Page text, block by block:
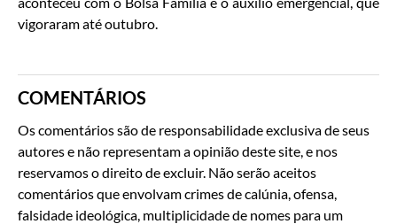
vigoraram até outubro.
COMENTÁRIOS
Os comentários são de responsabilidade exclusiva de seus
autores e não representam a opinião deste site, e nos
reservamos o direito de excluir. Não serão aceitos
comentários que envolvam crimes de calúnia, ofensa,
falsidade ideológica, multiplicidade de nomes para um